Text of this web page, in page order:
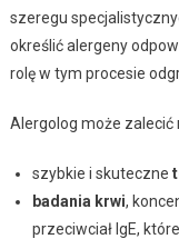
szeregu
określić alergeny
rolę w tym procesie
Alergolog może zalecić
szybkie i skuteczne
badania krwi,
przeciwciał IgE,